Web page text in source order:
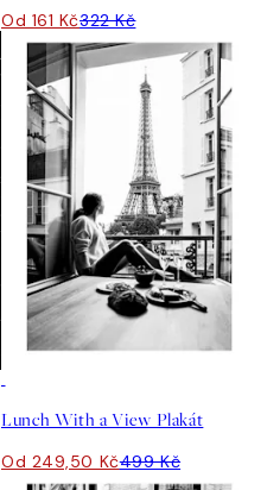
Od 161 Kč322 Kč
Lunch With a View Plakát
Od 249,50 Kč499 Kč